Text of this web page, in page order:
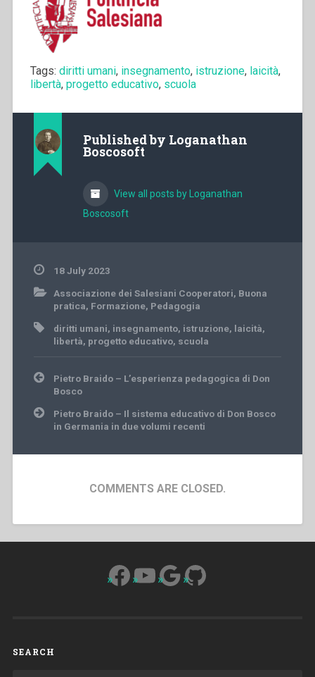
Tags: diritti umani, insegnamento, istruzione, laicità,
libertà, progetto educativo, scuola
Published by Loganathan
Boscosoft
View all posts by Loganathan
Boscosoft
18 July 2023
Associazione dei Salesiani Cooperatori, Buona
pratica, Formazione, Pedagogia
diritti umani, insegnamento, istruzione, laicità,
libertà, progetto educativo, scuola
Post
navigation
Pietro Braido – L’esperienza pedagogica di Don
Bosco
Pietro Braido – Il sistema educativo di Don Bosco
in Germania in due volumi recenti
COMMENTS ARE CLOSED.
Facebook
YouTube
Google
GitHub
SEARCH